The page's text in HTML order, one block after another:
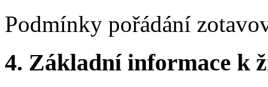
Podmínky pořádání
4. Základní informace k